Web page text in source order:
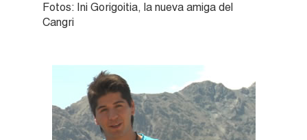
Fotos: Ini Gorigoitia, la nueva amiga del
Cangri